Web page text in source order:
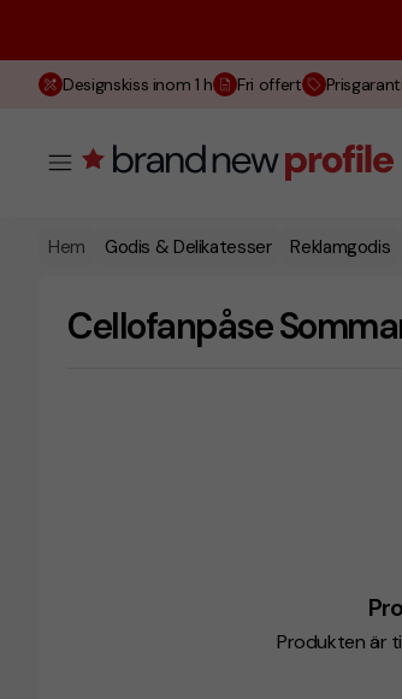
Designskiss inom 1 h Fri offert Prisgaranti
Hem Godis & Delikatesser Reklamgodis
Cellofanpåse
Produkten är